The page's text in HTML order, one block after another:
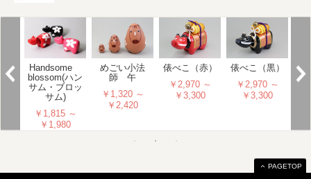
2
無
Handsome
blossom(ハン
サム・ブロッ
サム)
￥1,815 ～
￥1,980
めごい小法
師 午
￥1,320 ～
￥2,420
俵べこ（赤）
￥2,970 ～
￥3,300
俵べこ（黒）
￥2,970 ～
￥3,300
獅
PAGETOP